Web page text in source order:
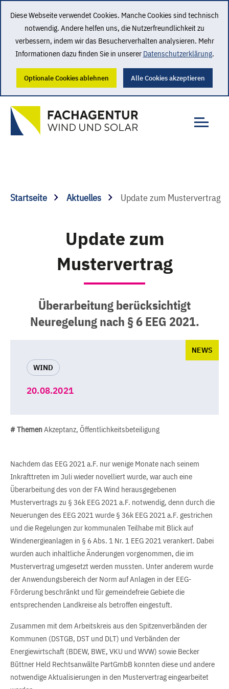
Diese Webseite verwendet Cookies. Manche Cookies sind technisch
notwendig. Andere helfen uns, die Nutzerfreundlichkeit zu
verbessern, indem wir das Besucherverhalten analysieren. Mehr
Informationen dazu finden Sie in unserer Datenschutzerklärung.
Optionale Cookies ablehnen Alle Cookies akzeptieren
Startseite Aktuelles Update zum Mustervertrag
Update zum
Mustervertrag
Überarbeitung berücksichtigt
Neuregelung nach § 6 EEG 2021.
WIND
NEWS
20.08.2021
# ThemenAkzeptanz, Öffentlichkeitsbeteiligung
Nachdem das EEG 2021 a.F. nur wenige Monate nach seinem
Inkrafttreten im Juli wieder novelliert wurde, war auch eine
Überarbeitung des von der FA Wind herausgegebenen
Mustervertrags zu § 36k EEG 2021 a.F. notwendig, denn durch die
Neuerungen des EEG 2021 wurde § 36k EEG 2021 a.F. gestrichen
und die Regelungen zur kommunalen Teilhabe mit Blick auf
Windenergieanlagen in § 6 Abs. 1 Nr. 1 EEG 2021 verankert. Dabei
wurden auch inhaltliche Änderungen vorgenommen, die im
Mustervertrag umgesetzt werden mussten. Unter anderem wurde
der Anwendungsbereich der Norm auf Anlagen in der EEG-
Förderung beschränkt und für gemeindefreie Gebiete die
entsprechenden Landkreise als betroffen eingestuft.
Zusammen mit dem Arbeitskreis aus den Spitzenverbänden der
Kommunen (DSTGB, DST und DLT) und Verbänden der
Energiewirtschaft (BDEW, BWE, VKU und WVW) sowie Becker
Büttner Held Rechtsanwälte PartGmbB konnten diese und andere
notwendige Aktualisierungen in den Mustervertrag eingearbeitet